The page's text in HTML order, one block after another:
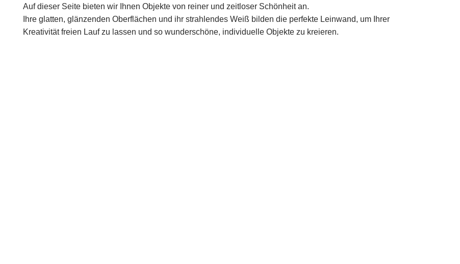
Auf dieser Seite bieten wir Ihnen Objekte von reiner und zeitloser Schönheit an.
Ihre glatten, glänzenden Oberflächen und ihr strahlendes Weiß bilden die perfekte Leinwand, um Ihrer
Kreativität freien Lauf zu lassen und so wunderschöne, individuelle Objekte zu kreieren.